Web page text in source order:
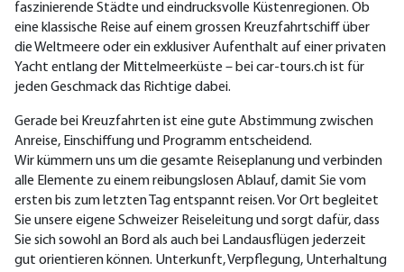
faszinierende Städte und eindrucksvolle Küstenregionen. Ob
eine klassische Reise auf einem grossen Kreuzfahrtschiff über
die Weltmeere oder ein exklusiver Aufenthalt auf einer privaten
Yacht entlang der Mittelmeerküste – bei car-tours.ch ist für
jeden Geschmack das Richtige dabei.
Gerade bei Kreuzfahrten ist eine gute Abstimmung zwischen
Anreise, Einschiffung und Programm entscheidend.
Wir kümmern uns um die gesamte Reiseplanung und verbinden
alle Elemente zu einem reibungslosen Ablauf, damit Sie vom
ersten bis zum letzten Tag entspannt reisen. Vor Ort begleitet
Sie unsere eigene Schweizer Reiseleitung und sorgt dafür, dass
Sie sich sowohl an Bord als auch bei Landausflügen jederzeit
gut orientieren können. Unterkunft, Verpflegung, Unterhaltung